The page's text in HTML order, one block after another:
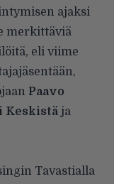
ajaksi
merkittäviä
eli viime
Paavo
Keskistä ja
Tavastialla